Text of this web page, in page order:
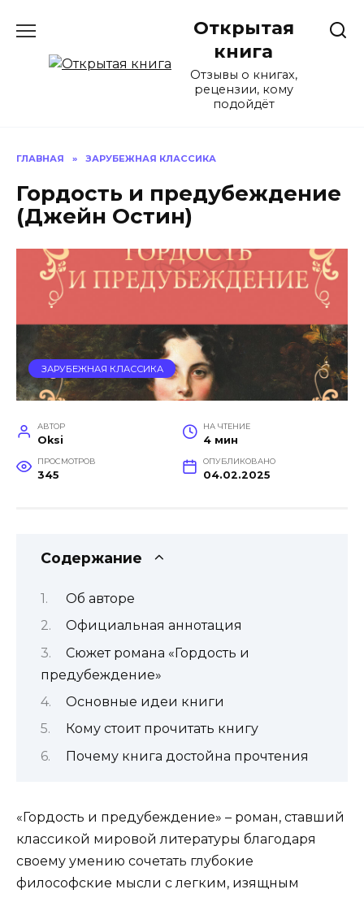
Открытая
книга
Отзывы о книгах,
рецензии, кому
подойдёт
ГЛАВНАЯ » ЗАРУБЕЖНАЯ КЛАССИКА
Гордость и предубеждение
(Джейн Остин)
ЗАРУБЕЖНАЯ КЛАССИКА
АВТОР
Oksi
НА ЧТЕНИЕ
4 мин
ПРОСМОТРОВ
345
ОПУБЛИКОВАНО
04.02.2025
Содержание
Об авторе
Официальная аннотация
Сюжет романа «Гордость и
предубеждение»
Основные идеи книги
Кому стоит прочитать книгу
Почему книга достойна прочтения
«Гордость и предубеждение» – роман, ставший
классикой мировой литературы благодаря
своему умению сочетать глубокие
философские мысли с легким, изящным